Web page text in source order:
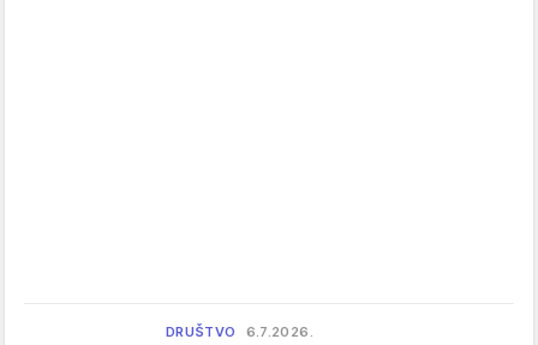
DRUŠTVO 6.7.2026.